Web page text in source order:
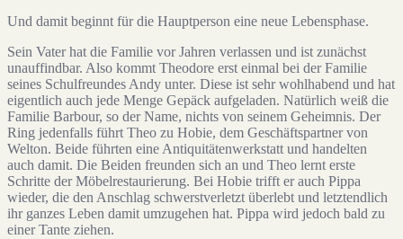
Und damit beginnt für die Hauptperson eine neue Lebensphase.
Sein Vater hat die Familie vor Jahren verlassen und ist zunächst
unauffindbar. Also kommt Theodore erst einmal bei der Familie
seines Schulfreundes Andy unter. Diese ist sehr wohlhabend und hat
eigentlich auch jede Menge Gepäck aufgeladen. Natürlich weiß die
Familie Barbour, so der Name, nichts von seinem Geheimnis. Der
Ring jedenfalls führt Theo zu Hobie, dem Geschäftspartner von
Welton. Beide führten eine Antiquitätenwerkstatt und handelten
auch damit. Die Beiden freunden sich an und Theo lernt erste
Schritte der Möbelrestaurierung. Bei Hobie trifft er auch Pippa
wieder, die den Anschlag schwerstverletzt überlebt und letztendlich
ihr ganzes Leben damit umzugehen hat. Pippa wird jedoch bald zu
einer Tante ziehen.